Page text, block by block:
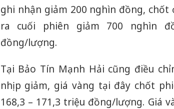
ghi nhận giảm 200 nghìn đồng,
ra cuối phiên giảm 700 nghìn
đồng/lượng.
Tại Bảo Tín Mạnh Hải cũng điều
nhịp giảm, giá vàng tại đây chốt
168,3 – 171,3 triệu đồng/lượng. Giá